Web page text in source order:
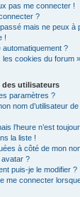
pas me connecter !
?
mais ne peux
!
?
les cookies du forum
des utilisateurs
paramètres ?
nom d’utilisateur
l’heure n’est
la liste !
à côté de mon
avatar ?
puis-je le modifier ?
me connecter